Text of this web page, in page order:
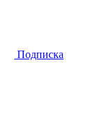
Подписка